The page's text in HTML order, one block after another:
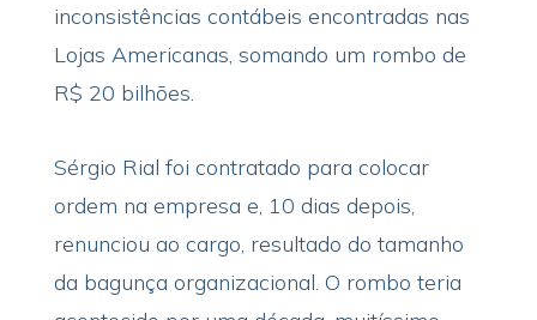
inconsistências contábeis encontradas nas
Lojas Americanas, somando um rombo de
R$ 20 bilhões.
Sérgio Rial foi contratado para colocar
ordem na empresa e, 10 dias depois,
renunciou ao cargo, resultado do tamanho
da bagunça organizacional. O rombo teria